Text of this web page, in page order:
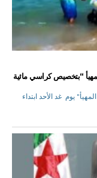
“بتخصيص كراسي مائية
يوم غد الأحد ابتداء